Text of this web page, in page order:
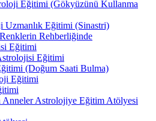
Eğitimi (Gökyüzünü Kullanma
Uzmanlık Eğitimi (Sinastri)
Rehberliğinde
Eğitimi
Eğitimi
(Doğum Saati Bulma)
Eğitimi
Astrolojiye Eğitim Atölyesi